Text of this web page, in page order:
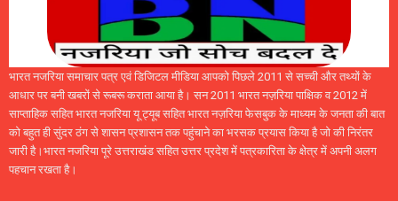
भारत नजरिया समाचार पत्र एवं डिजिटल मीडिया आपको पिछले 2011 से सच्ची और तथ्यों के
आधार पर बनी खबरों से रूबरू कराता आया है। सन 2011 भारत नज़रिया पाक्षिक व 2012 में
साप्ताहिक सहित भारत नजरिया यू ट्यूब सहित भारत नज़रिया फेसबुक के माध्यम के जनता की बात
को बहुत ही सुंदर ठंग से शासन प्रशासन तक पहुंचाने का भरसक प्रयास किया है जो की निरंतर
जारी है।भारत नजरिया पूरे उत्तराखंड सहित उत्तर प्रदेश में पत्रकारिता के क्षेत्र में अपनी अलग
पहचान रखता है।